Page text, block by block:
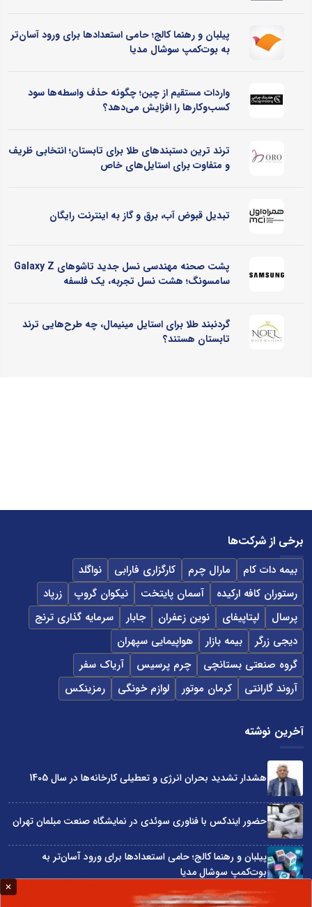
پیلبان و رهنما کالج؛ حامی استعدادها برای ورود آسان‌تر
به بوت‌کمپ سوشال مدیا
واردات مستقیم از چین؛ چگونه حذف واسطه‌ها سود
کسب‌وکارها را افزایش می‌دهد؟
ترند ترین دستبندهای طلا برای تابستان؛ انتخابی ظریف
و متفاوت برای استایل‌های خاص
تبدیل قبوض آب، برق و گاز به اینترنت رایگان
پشت صحنه مهندسی نسل جدید تاشوهای Galaxy Z
سامسونگ؛ هشت نسل تجربه، یک فلسفه
گردنبند طلا برای استایل مینیمال، چه طرح‌هایی ترند
تابستان هستند؟
برخی از شرکت‌ها
بیمه دات کام مارال چرم کارگزاری فارابی
نواگلد
رستوران کافه ارکیده
آسمان پایتخت نیکوان گروپ
زرپاد
پرسال
لپتاپیفای نوین زعفران جابار
سرمایه گذاری ترنج
دیجی زرگر
بیمه بازار
هواپیمایی سپهران
گروه صنعتی بستانچی
چرم پرسیس
آریاک سفر
آروند گارانتی
کرمان موتور لوازم خونگی رمزینکس
آخرین نوشته
هشدار تشدید بحران انرژی و تعطیلی کارخانه‌ها در سال 1405
حضور ایندکس با فناوری سوئدی در نمایشگاه صنعت مبلمان تهران
پیلبان و رهنما کالج؛ حامی استعدادها برای ورود آسان‌تر به
بوت‌کمپ سوشال مدیا
واردات مستقیم از چین؛ چگونه حذف واسطه‌ها سود کسب‌وکارها